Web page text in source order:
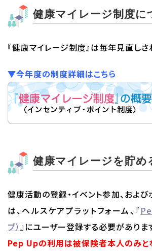
健康マイレージ制度に
『健康マイレージ制度』は毎年見直しさ
▼今年度の制度詳細はこちら
健康マイレージを貯め
健康活動の登録・イベント参加、およ
は、ヘルスケアプラットフォーム、『
プ） 』にユーザー登録する必要がありま
Pep Upの利用は被保険者本人のみと